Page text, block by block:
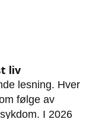
liv
lesning. Hver
følge av
I 2026